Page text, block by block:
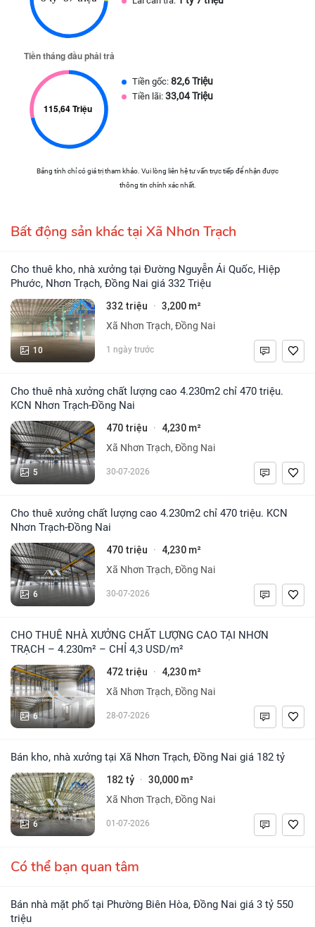
Tiền gốc: 82,6 Triệu
Tiền lãi: 33,04 Triệu
Bảng tính chỉ có giá trị tham khảo. Vui lòng liên hệ tư vấn trực tiếp để nhận được
thông tin chính xác nhất.
Bất động sản khác tại Xã Nhơn Trạch
Cho thuê kho, nhà xưởng tại Đường Nguyễn Ái Quốc, Hiệp
Phước, Nhơn Trạch, Đồng Nai giá 332 Triệu
10
332 triệu · 3,200 m²
Xã Nhơn Trạch, Đồng Nai
1 ngày trước
Cho thuê nhà xưởng chất lượng cao 4.230m2 chỉ 470 triệu.
KCN Nhơn Trạch-Đồng Nai
5
470 triệu · 4,230 m²
Xã Nhơn Trạch, Đồng Nai
30-07-2026
Cho thuê xưởng chất lượng cao 4.230m2 chỉ 470 triệu. KCN
Nhơn Trạch-Đồng Nai
6
470 triệu · 4,230 m²
Xã Nhơn Trạch, Đồng Nai
30-07-2026
CHO THUÊ NHÀ XƯỞNG CHẤT LƯỢNG CAO TẠI NHƠN
TRẠCH – 4.230m² – CHỈ 4,3 USD/m²
6
472 triệu · 4,230 m²
Xã Nhơn Trạch, Đồng Nai
28-07-2026
Bán kho, nhà xưởng tại Xã Nhơn Trạch, Đồng Nai giá 182 tỷ
6
182 tỷ · 30,000 m²
Xã Nhơn Trạch, Đồng Nai
01-07-2026
Có thể bạn quan tâm
Bán nhà mặt phố tại Phường Biên Hòa, Đồng Nai giá 3 tỷ 550
triệu